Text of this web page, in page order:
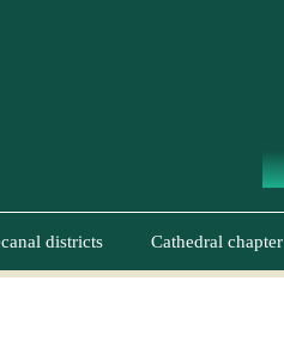
districts Cathedral chapter